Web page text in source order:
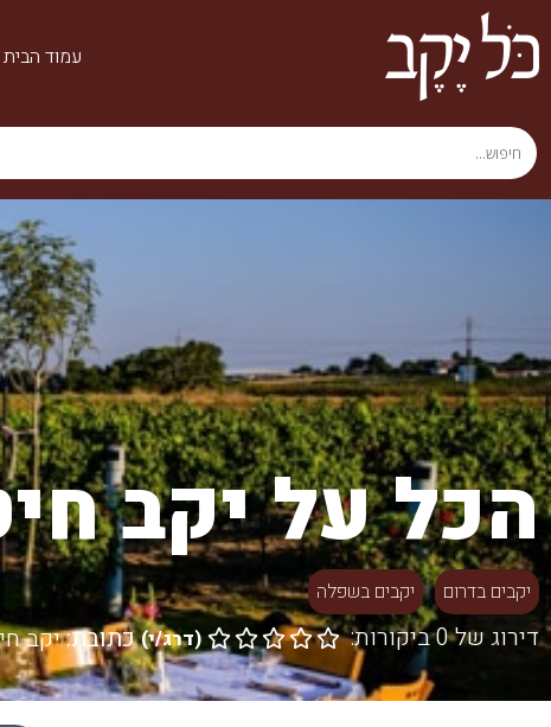
עמוד הבית
הכל על יקב
יקבים בדרום יקבים בשפלה
דירוג של 0 ביקורות: 




(דרג/י) כתובת:יקב